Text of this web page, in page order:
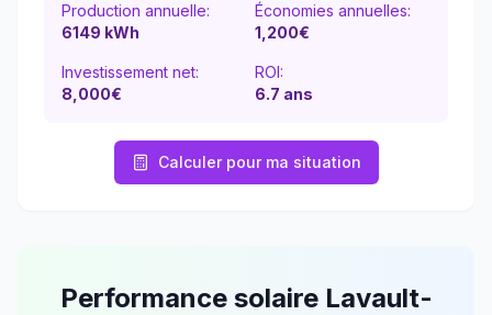
Production annuelle:
6149 kWh
Économies annuelles:
1,200€
Investissement net:
8,000€
ROI:
6.7 ans
Calculer pour ma situation
Performance solaire Lavault-